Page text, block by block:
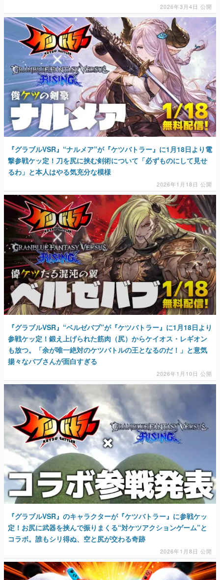
2026年3月4日 公開
『グラブルVSR』“ナルメア”が『ケツバトラー』に1月18日より電
撃参戦ケッ定！刀を尻に挟む剣術について「必ずものにして見せ
るわ」と本人はやる気充分な模様
2026年1月18日 公開
『グラブルVSR』“ベルゼバブ”が『ケツバトラー』に1月18日より
参戦ケッ定！鍛え上げられた筋肉（尻）からケイオス・レギオン
も放つ。「余が唯一絶対のケツバトルの王となるのだ！」と意気
揚々なバブさんが面白すぎる
2026年1月10日 公開
『グラブルVSR』のキャラクターが『ケツバトラー』に参戦ケッ
定！お尻に武器を挟んで振りまくる“対ケツアクションゲーム”と
コラボ。誰もシリ得ぬ、空と尻が交わる奇跡
2026年1月8日 公開